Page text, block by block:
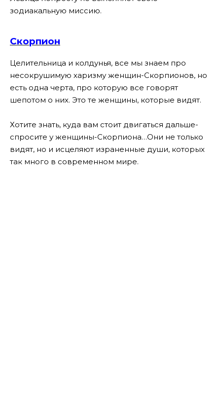
зодиакальную миссию.
Скорпион
Целительница и колдунья, все мы знаем про
несокрушимую харизму женщин-Скорпионов, но
есть одна черта, про которую все говорят
шепотом о них. Это те женщины, которые видят.
Хотите знать, куда вам стоит двигаться дальше-
спросите у женщины-Скорпиона…Они не только
видят, но и исцеляют израненные души, которых
так много в современном мире.